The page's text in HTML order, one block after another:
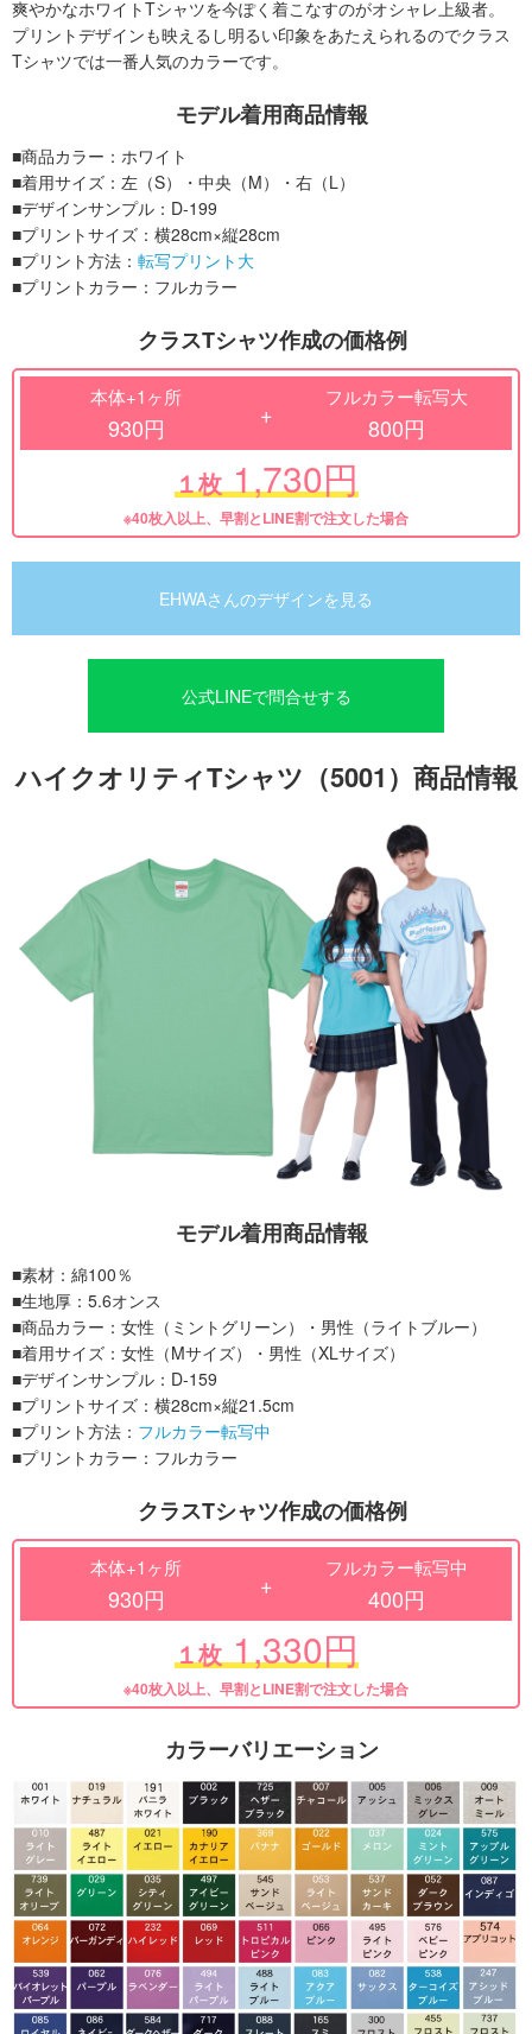
爽やかなホワイトTシャツを今ぽく着こなすのがオシャレ上級者。
プリントデザインも映えるし明るい印象をあたえられるのでクラス
Tシャツでは一番人気のカラーです。
モデル着用商品情報
■商品カラー：ホワイト
■着用サイズ：左（S）・中央（M）・右（L）
■デザインサンプル：D-199
■プリントサイズ：横28cm×縦28cm
■プリント方法： 転写プリント大
■プリントカラー：フルカラー
クラスTシャツ作成の価格例
本体+1ヶ所
930円 +
フルカラー転写大
800円
１枚 1,730円
※40枚入以上、早割とLINE割で注文した場合
EHWAさんのデザインを見る
公式LINEで問合せする
ハイクオリティTシャツ（5001）商品情報
モデル着用商品情報
■素材：綿100％
■生地厚：5.6オンス
■商品カラー：女性（ミントグリーン）・男性（ライトブルー）
■着用サイズ：女性（Mサイズ）・男性（XLサイズ）
■デザインサンプル：D-159
■プリントサイズ：横28cm×縦21.5cm
■プリント方法： フルカラー転写中
■プリントカラー：フルカラー
クラスTシャツ作成の価格例
本体+1ヶ所
930円 +
フルカラー転写中
400円
１枚 1,330円
※40枚入以上、早割とLINE割で注文した場合
カラーバリエーション